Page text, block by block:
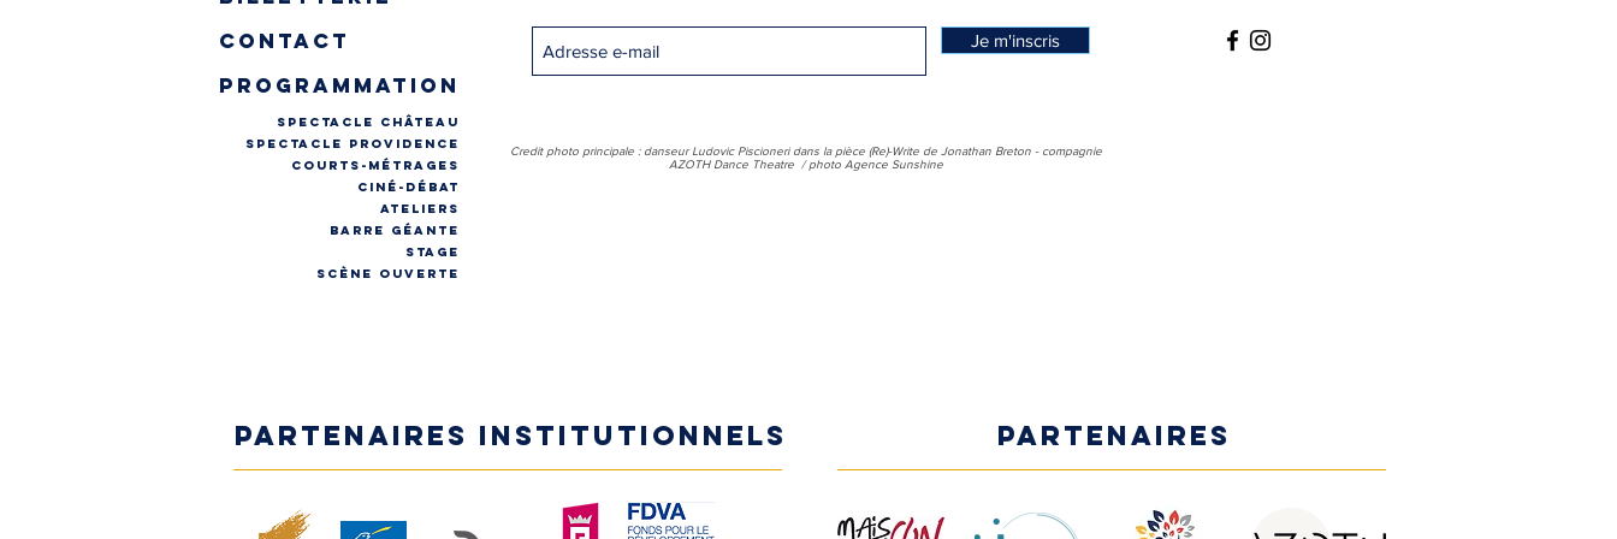
Je m'inscris
contact
programmation
spectacle château
spectacle providence
COURTS-MÉTRAGES
CINÉ-DÉBAT
ateliers
Barre géante
stage
Scène ouverte
Credit photo principale : danseur Ludovic Piscioneri dans la pièce (Re)-Write de Jonathan Breton - compagnie
AZOTH Dance Theatre / photo Agence Sunshine
Partenaires institutionnels Partenaires